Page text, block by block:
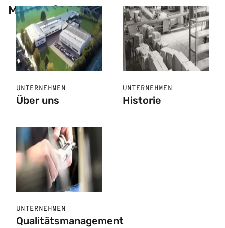
Mehr erfahren
UNTERNEHMEN
Über uns
UNTERNEHMEN
Historie
UNTERNEHMEN
Qualitätsmanagement